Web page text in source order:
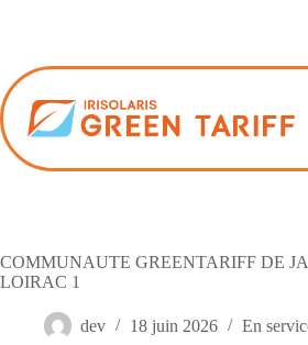
COMMUNAUTE GREENTARIFF DE
LOIRAC 1
dev 18 juin 2026 En